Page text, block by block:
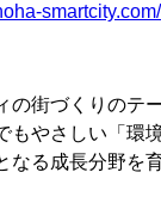
smartcity.com/
の街づくりのテ
もやさしい「環
なる成長分野を